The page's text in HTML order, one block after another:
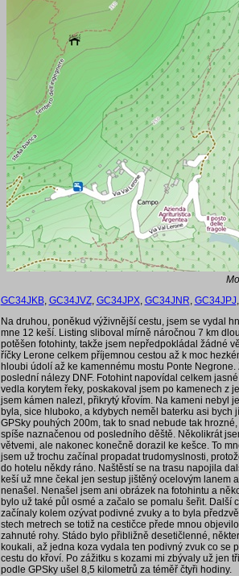
GC34JKB, GC34JVZ, GC34JPX, GC34JNR GC34JPJ
Na druhou, poněkud výživnější cestu, jsem se vydal
mne 12 keší. Listing sliboval mírně náročnou 7 km
potěšen fotohinty, takže jsem nepředpokládal žádné
říčky Lerone celkem příjemnou cestou až k moc
hloubi údolí až ke kamennému mostu Ponte
poslední nálezy DNF. Fotohint napovídal celkem
vedla korytem řeky, poskakoval jsem po kamenech z
jsem kámen nalezl, přikrytý křovím. Na kameni nebyl
byla, sice hluboko, a kdybych neměl baterku asi
GPSky pouhých 200m, tak to snad nebude tak
spíše naznačenou od posledního děště. Několikrát
větvemi, ale nakonec konečně dorazil ke kešce. To
jsem už trochu začínal propadat trudomyslnosti,
do hotelu někdy ráno. Naštěstí se na trasu napojila
keší už mne čekal jen sestup jištěný ocelovým lanem
nenašel. Nenašel jsem ani obrázek na fotohintu a
bylo už také půl osmé a začalo se pomalu šeřit. Další
začínaly kolem ozývat podivné zvuky a to byla
stech metrech se totiž na cestičce přede mnou
zahnuté rohy. Stádo bylo přibližně desetičlenné,
koukali, až jedna koza vydala ten podivný zvuk co se
cestu do křoví. Po zážitku s kozami mi zbývaly už jen
podle GPSky ušel 8,5 kilometrů za téměř čtyři hodiny.